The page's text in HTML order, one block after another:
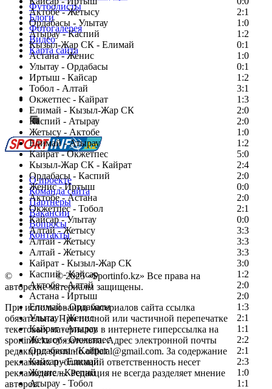
Актобе - Жетысу
2:1
Ордабасы - Улытау
1:0
Атырау - Каспий
1:2
Кызыл-Жар СК - Елимай
0:1
Астана - Женис
1:0
Улытау - Ордабасы
0:1
Иртыш - Кайсар
1:2
Тобол - Алтай
3:1
Окжетпес - Кайрат
1:3
Елимай - Кызыл-Жар СК
2:0
Каспий - Атырау
2:0
Жетысу - Актобе
1:0
Елимай - Атырау
1:2
Кайрат - Окжетпес
5:0
Кызыл-Жар СК - Кайрат
2:4
Ордабасы - Каспий
2:0
Женис - Иртыш
0:0
Актобе - Астана
2:0
Окжетпес - Тобол
2:1
Кайсар - Улытау
0:0
Алтай - Жетысу
3:3
Алтай - Жетысу
3:3
Алтай - Жетысу
3:3
Кайрат - Кызыл-Жар СК
3:0
Каспий - Кайсар
1:2
Актобе - Алтай
2:0
Астана - Иртыш
2:0
Елимай - Ордабасы
1:3
Улытау - Женис
2:1
Кайрат - Атырау
1:1
Жетысу - Окжетпес
2:2
Ордабасы - Кайрат
2:1
Кайсар - Елимай
2:3
Женис - Каспий
1:0
Атырау - Тобол
1:1
Футболисты
Блоги
Фотогалерея
Видео
Карта сайта
Есть идея?
Сообщить о мероприятии
Перейти на старый сайт
О проекте
Команда сайта
Партнеры
Вакансии
Вопросы
Контакты
© Copyright© 2025 «Sportinfo.kz» Все права на
авторские материалы защищены.
При использовании материалов сайта ссылка
обязательна. При полной или частичной перепечатке
текстовых материалов в интернете гиперссылка на
sportinfo.kz обязательна. Адрес электронной почты
редакции: sportinfo.official@gmail.com. За содержание
рекламных публикаций ответственность несет
рекламодатель. Редакция не всегда разделяет мнение
авторов.